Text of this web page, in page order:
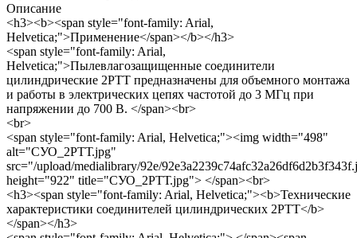
Описание
<h3><b><span style="font-family: Arial,
Helvetica;">Применение</span></b></h3>
<span style="font-family: Arial,
Helvetica;">Пылевлагозащищенные соединители
цилиндрические 2РТТ предназначены для объемного монтажа
и работы в электрических цепях частотой до 3 МГц при
напряжении до 700 В. </span><br>
<br>
<span style="font-family: Arial, Helvetica;"><img width="498"
alt="СУО_2РТТ.jpg"
src="/upload/medialibrary/92e/
height="922" title="СУО_2РТТ.jpg"> </span><br>
<h3><span style="font-family: Arial, Helvetica;"><b>Технические
характеристики соединителей цилиндрических 2РТТ</b>
</span></h3>